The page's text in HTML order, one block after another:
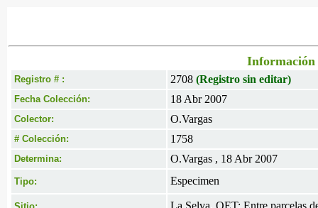
Información
Registro # : 2708 (Registro sin editar)
Fecha Colección: 18 Abr 2007
Colector: O.Vargas
# Colección: 1758
Determina: O.Vargas , 18 Abr 2007
Tipo: Especimen
La Selva, OET; Entre parcelas